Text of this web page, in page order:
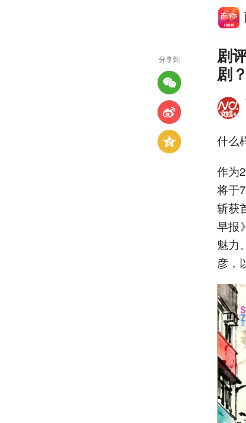
剧
剧？
什么
作为
将于
斩获
早报
魅力
彦，
分享到